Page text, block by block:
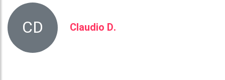
CD Claudio D.